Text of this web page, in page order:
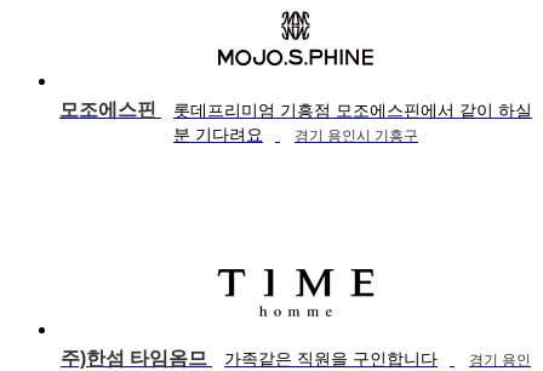
모조에스핀
롯데프리미엄 기흥점 모조에스핀에서 같이 하실
분 기다려요
경기 용인시 기흥구
주)한섬 타임옴므 가족같은 직원을 구인합니다
경기 용인